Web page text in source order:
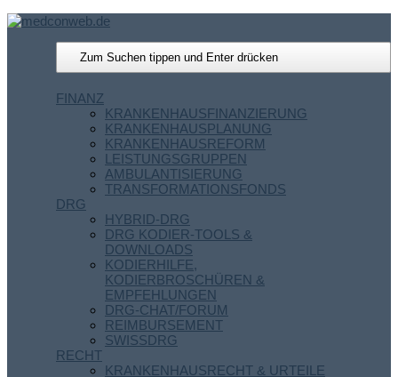
FINANZ
KRANKENHAUSFINANZIERUNG
KRANKENHAUSPLANUNG
KRANKENHAUSREFORM
LEISTUNGSGRUPPEN
AMBULANTISIERUNG
TRANSFORMATIONSFONDS
DRG
HYBRID-DRG
DRG KODIER-TOOLS &
DOWNLOADS
KODIERHILFE,
KODIERBROSCHÜREN &
EMPFEHLUNGEN
DRG-CHAT/FORUM
REIMBURSEMENT
SWISSDRG
RECHT
KRANKENHAUSRECHT & URTEILE